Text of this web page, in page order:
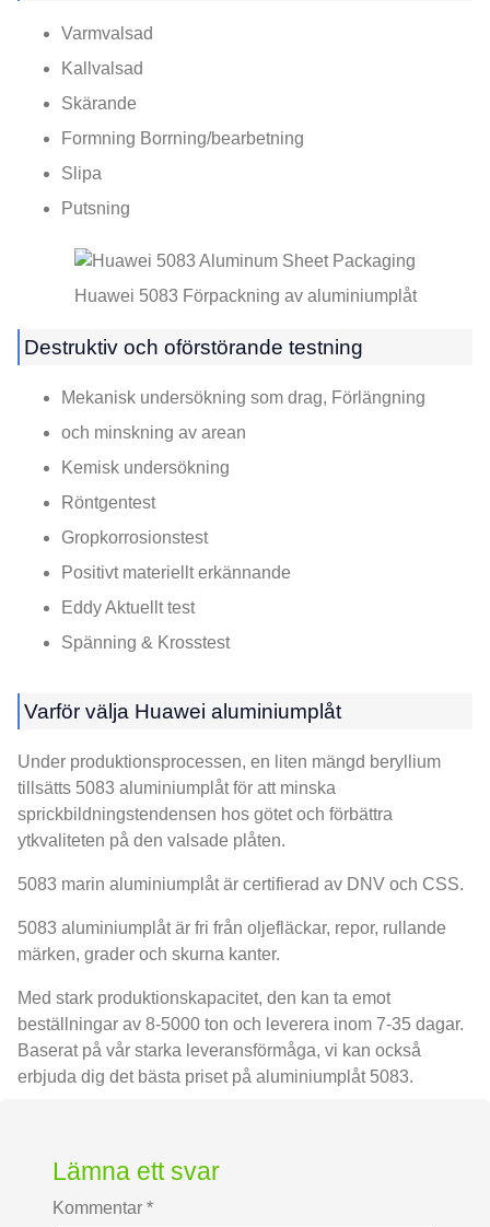
Varmvalsad
Kallvalsad
Skärande
Formning Borrning/bearbetning
Slipa
Putsning
Huawei 5083 Förpackning av aluminiumplåt
Destruktiv och oförstörande testning
Mekanisk undersökning som drag, Förlängning
och minskning av arean
Kemisk undersökning
Röntgentest
Gropkorrosionstest
Positivt materiellt erkännande
Eddy Aktuellt test
Spänning & Krosstest
Varför välja Huawei aluminiumplåt
Under produktionsprocessen, en liten mängd beryllium
tillsätts 5083 aluminiumplåt för att minska
sprickbildningstendensen hos götet och förbättra
ytkvaliteten på den valsade plåten.
5083 marin aluminiumplåt är certifierad av DNV och CSS.
5083 aluminiumplåt är fri från oljefläckar, repor, rullande
märken, grader och skurna kanter.
Med stark produktionskapacitet, den kan ta emot
beställningar av 8-5000 ton och leverera inom 7-35 dagar.
Baserat på vår starka leveransförmåga, vi kan också
erbjuda dig det bästa priset på aluminiumplåt 5083.
Lämna ett svar
Kommentar *